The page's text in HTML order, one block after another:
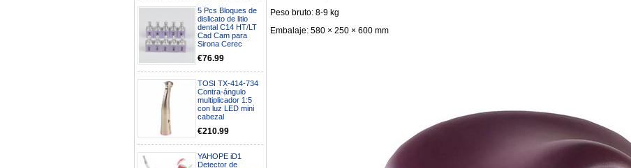
5 Pcs Bloques de
dislicato de litio
dental C14 HT/LT
Cad Cam para
Sirona Cerec
€76.99
TOSI TX-414-734
Contra-ángulo
multiplicador 1:5
con luz LED mini
cabezal
€210.99
YAHOPE iD1
Detector de
Peso bruto: 8-9 kg
Embalaje: 580 × 250 × 600 mm